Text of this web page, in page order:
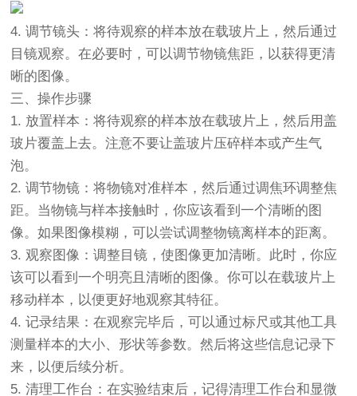
4. 调节镜头：将待观察的样本放在载玻片上，然后通过
目镜观察。在必要时，可以调节物镜焦距，以获得更清
晰的图像。
三、操作步骤
1. 放置样本：将待观察的样本放在载玻片上，然后用盖
玻片覆盖上去。注意不要让盖玻片压碎样本或产生气
泡。
2. 调节物镜：将物镜对准样本，然后通过调焦环调整焦
距。当物镜与样本接触时，你应该看到一个清晰的图
像。如果图像模糊，可以尝试调整物镜离样本的距离。
3. 观察图像：调整目镜，使图像更加清晰。此时，你应
该可以看到一个明亮且清晰的图像。你可以在载玻片上
移动样本，以便更好地观察其特征。
4. 记录结果：在观察完毕后，可以通过标尺或其他工具
测量样本的大小、形状等参数。然后将这些信息记录下
来，以便后续分析。
5. 清理工作台：在实验结束后，记得清理工作台和显微